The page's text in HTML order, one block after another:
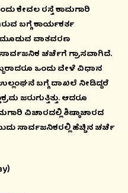
ಕೇವಲ ರಸ್ತೆ ಕಾಮಗಾರಿ
ಬಗ್ಗೆ ಕಾರ್ಯಕರ್ತ
ಮೂಡುವ ವಾತವರಣ
ಚರ್ಚೆಗೆ ಗ್ರಾಸವಾಗಿದೆ.
ಒಂದು ವೇಳೆ ವಿಧಾನ
ಬಗ್ಗೆ ದಾಖಲೆ ನೀಡಿದ್ದರೆ
ಜರುಗುತ್ತಿತ್ತು. ಆದರೂ
ವಿಚಾರದಲ್ಲಿ ಶಿಷ್ಠಾಚಾರದ
ಸಾರ್ವಜನಿಕರಲ್ಲಿ ಹೆಚ್ಚಿನ ಚರ್ಚೆ